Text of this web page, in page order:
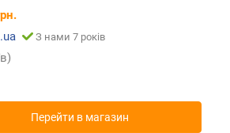
З нами 7 років
Перейти в магазин